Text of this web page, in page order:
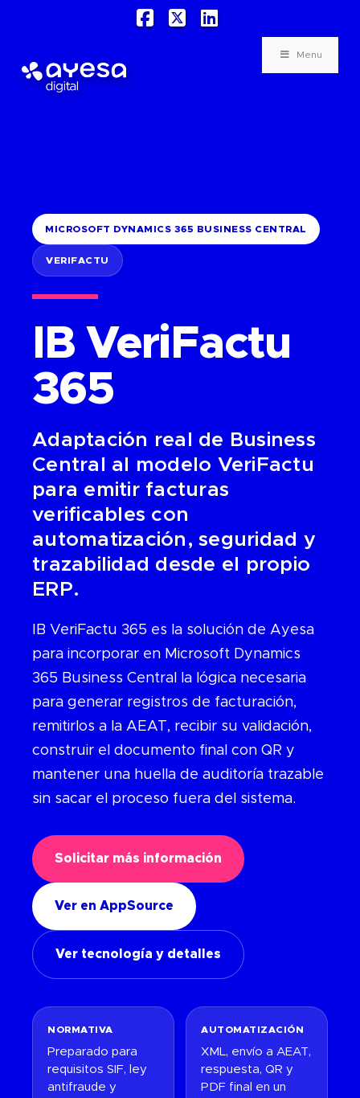
Facebook
X LinkedIn
Menu
MICROSOFT DYNAMICS 365 BUSINESS CENTRAL
VERIFACTU
IB VeriFactu
365
Adaptación real de Business
Central al modelo VeriFactu
para emitir facturas
verificables con
automatización, seguridad y
trazabilidad desde el propio
ERP.
IB VeriFactu 365 es la solución de Ayesa
para incorporar en Microsoft Dynamics
365 Business Central la lógica necesaria
para generar registros de facturación,
remitirlos a la AEAT, recibir su validación,
construir el documento final con QR y
mantener una huella de auditoría trazable
sin sacar el proceso fuera del sistema.
Solicitar más información
Ver en AppSource
Ver tecnología y detalles
NORMATIVA
Preparado para
requisitos SIF, ley
antifraude y
AUTOMATIZACIÓN
XML, envío a AEAT,
respuesta, QR y
PDF final en un